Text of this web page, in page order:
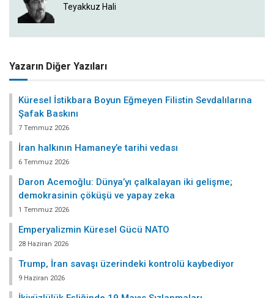
Teyakkuz Hali
Yazarın Diğer Yazıları
Küresel İstikbara Boyun Eğmeyen Filistin Sevdalılarına
Şafak Baskını
7 Temmuz 2026
İran halkının Hamaney’e tarihi vedası
6 Temmuz 2026
Daron Acemoğlu: Dünya’yı çalkalayan iki gelişme;
demokrasinin çöküşü ve yapay zeka
1 Temmuz 2026
Emperyalizmin Küresel Gücü NATO
28 Haziran 2026
Trump, İran savaşı üzerindeki kontrolü kaybediyor
9 Haziran 2026